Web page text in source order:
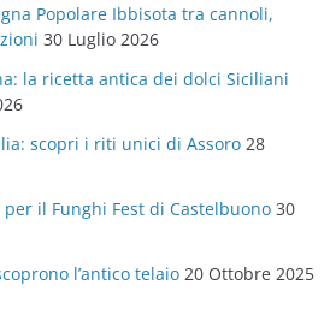
Popolare Ibbisota tra cannoli,
30 Luglio 2026
la ricetta antica dei dolci Siciliani
scopri i riti unici di Assoro 28
il Funghi Fest di Castelbuono 30
l’antico telaio 20 Ottobre 2025